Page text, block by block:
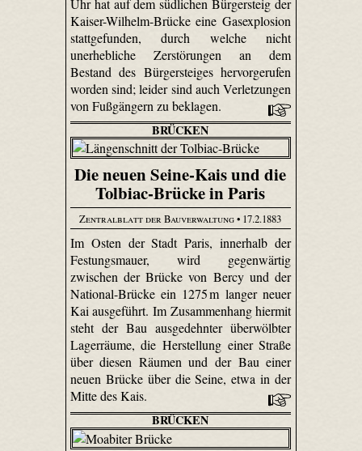
Uhr hat auf dem südlichen Bürgersteig der
Kaiser-Wilhelm-Brücke eine Gasexplosion
stattgefunden, durch welche nicht
unerhebliche Zerstörungen an dem
Bestand des Bürgersteiges hervorgerufen
worden sind; leider sind auch Verletzungen
von Fußgängern zu beklagen.
BRÜCKEN
Die neuen Seine-Kais und die
Tolbiac-Brücke in Paris
Zentralblatt der Bauverwaltung• 17.2.1883
Im Osten der Stadt Paris, innerhalb der
Festungsmauer, wird gegenwärtig
zwischen der Brücke von Bercy und der
National-Brücke ein 1275 m langer neuer
Kai ausgeführt. Im Zusammenhang hiermit
steht der Bau ausgedehnter überwölbter
Lagerräume, die Herstellung einer Straße
über diesen Räumen und der Bau einer
neuen Brücke über die Seine, etwa in der
Mitte des Kais.
BRÜCKEN